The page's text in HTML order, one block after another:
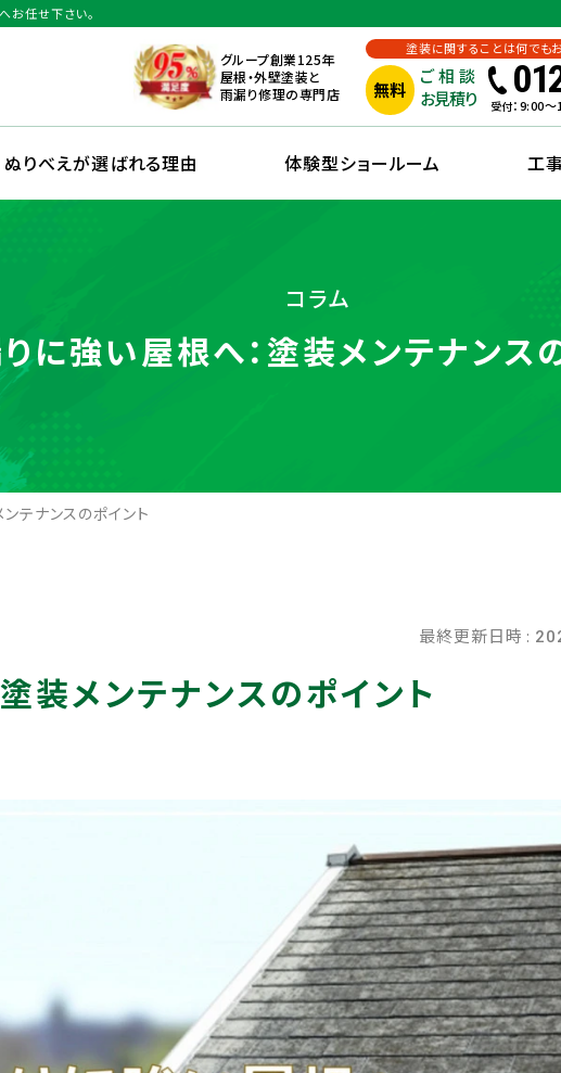
お任せ下さい。
グループ創業125年
屋根・外壁塗装と
雨漏り修理の専門店
塗装に関することは何でも
無料
ご相談
お見積り
受付：9:00
ぬりべえが選ばれる理由 体験型ショールーム 工
コラム
に強い屋根へ：塗装メンテナンス
テナンスのポイント
最終更新日時 :
装メンテナンスのポイント